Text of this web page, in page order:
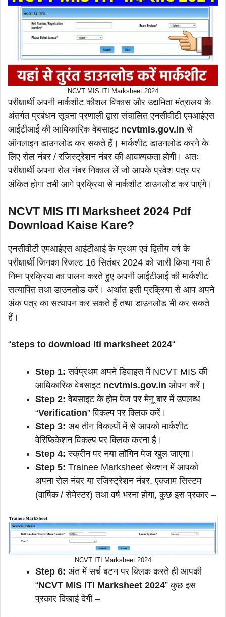
NCVT MIS ITI Marksheet 2024
परीक्षार्थी अपनी मार्कशीट कौशल विकास और उद्यमिता मंत्रालय के
अंतर्गत प्रबंधन सूचना प्रणाली द्वारा संचालित एनसीवीटी एमआईएस
आईटीआई की आधिकारिक वेबसाइट ncvtmis.gov.in से
ऑनलाइन डाउनलोड कर सकते हैं। मार्कशीट डाउनलोड करने के
लिए रोल नंबर / रजिस्ट्रेशन नंबर की आवश्यकता होगी। अतः
परीक्षार्थी अपना रोल नंबर निकाल लें जो आपके प्रवेश पत्र पर
अंकित होगा तभी आगे प्रक्रिया से मार्कशीट डाउनलोड कर पाएंगे।
NCVT MIS ITI Marksheet 2024 Pdf
Download Kaise Kare?
एनसीवीटी एमआईएस आईटीआई के प्रथम एवं द्वितीय वर्ष के
परीक्षार्थी जिनका रिजल्ट 16 सितंबर 2024 को जारी किया गया है
निम्न प्रक्रिया का पालन करते हुए अपनी आईटीआई की मार्कशीट
सत्यापित तथा डाउनलोड करें। अर्थात इसी प्रक्रिया से आप अपने
अंक पत्र का सत्यापन कर सकते हैं तथा डाउनलोड भी कर सकते
हैं।
“steps to download iti marksheet 2024“
Step 1:सर्वप्रथम अपने डिवाइस में NCVT MIS की
आधिकारिक वेबसाइट ncvtmis.gov.in ओपन करें।
Step 2: वेबसाइट के होम पेज पर मेनू बार में उपलब्ध
“Verification” विकल्प पर क्लिक करें।
Step 3: अब तीन विकल्पों में से आपको मार्कशीट
वेरिफिकेशन विकल्प पर क्लिक करना है।
Step 4: स्क्रीन पर नया लॉगिन पेज खुल जाएगा।
Step 5: Trainee Marksheet सेक्शन में आपको
अपना रोल नंबर या रजिस्ट्रेशन नंबर, एक्जाम सिस्टम
(वार्षिक / सेमेस्टर) तथा वर्ष भरना होगा, कुछ इस प्रकार –
NCVT ITI Marksheet 2024
Step 6: अंत में सर्च बटन पर क्लिक करते ही आपकी
“NCVT MIS ITI Marksheet 2024” कुछ इस
प्रकार दिखाई देगी –